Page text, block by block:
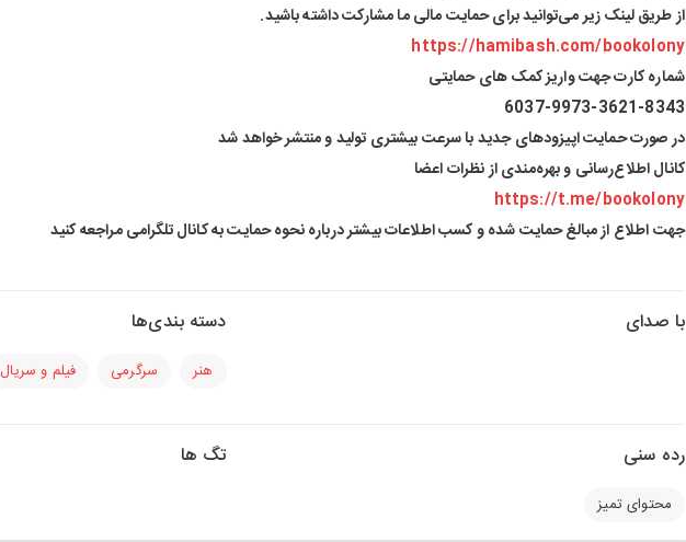
از طریق لینک زیر می‌توانید برای حمایت مالی ما مشارکت داشته باشید.
https://hamibash.com/bookolony
شماره کارت جهت واریز کمک های حمایتی
6037-9973-3621-8343
در صورت حمایت اپیزودهای جدید با سرعت بیشتری تولید و منتشر خواهد شد
کانال اطلاع‌رسانی و بهره‌مندی از نظرات اعضا
https://t.me/bookolony
جهت اطلاع از مبالغ حمایت شده و کسب اطلاعات بیشتر درباره نحوه حمایت به کانال تلگرامی مراجعه کنید
با صدای دسته بندی‌ها
هنر سرگرمی فیلم و سریال
رده سنی
محتوای تمیز
تگ ها